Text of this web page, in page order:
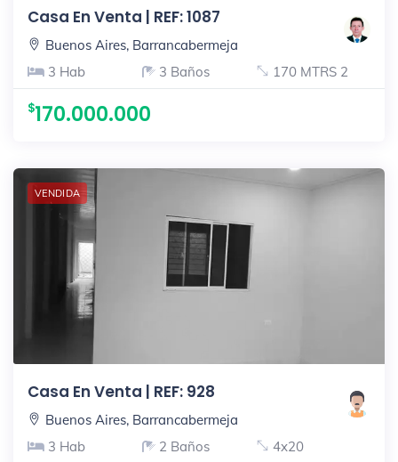
Casa En Venta | REF: 1087
Buenos Aires, Barrancabermeja
3 Hab
3 Baños 170 MTRS 2
170.000.000
VENDIDA
Casa En Venta | REF: 928
Buenos Aires, Barrancabermeja
3 Hab
2 Baños 4x20